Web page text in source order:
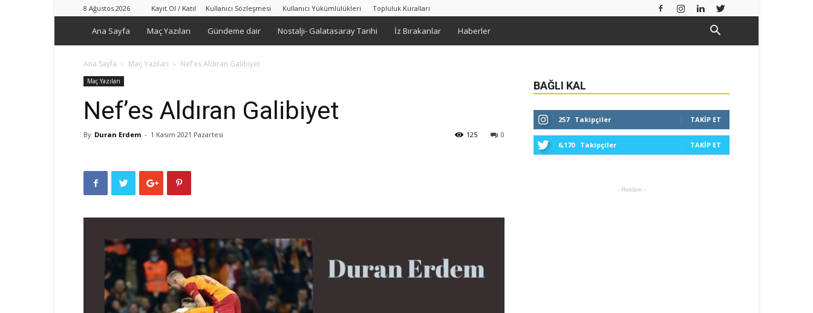
8 Ağustos 2026 Kayıt Ol / Katıl Kullanıcı Sözleşmesi Kullanıcı Yükümlülükleri Topluluk Kuralları
Ana Sayfa Maç Yazıları Gündeme dair Nostalji- Galatasaray Tarihi İz Bırakanlar Haberler
Ana Sayfa Maç Yazıları Nef’es Aldıran Galibiyet
Maç Yazıları
Nef’es Aldıran Galibiyet
By Duran Erdem - 1 Kasım 2021 Pazartesi 0
125
BAĞLI KAL
257 Takipçiler TAKIP ET
6,170 Takipçiler TAKIP ET
- Reklam -